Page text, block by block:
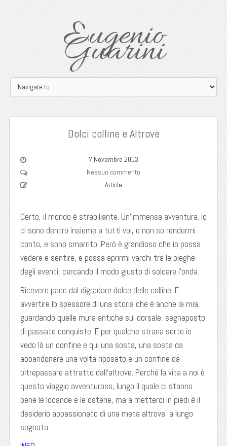
Eugenio
Guarini
Dolci colline e Altrove
7 Novembre 2013
Nessun commento
Article
Certo, il mondo è strabiliante. Un’immensa avventura. Io
ci sono dentro insieme a tutti voi, e non so rendermi
conto, e sono smarrito. Però è grandioso che io possa
vedere e sentire, e possa aprirmi varchi tra le pieghe
degli eventi, cercando il modo giusto di solcare l’onda.
Ricevere pace dal digradare dolce delle colline. E
avvertire lo spessore di una storia che è anche la mia,
guardando quelle mura antiche sul dorsale, segnaposto
di passate conquiste. E per qualche strana sorte io
vedo là un confine e qui una sosta, una sosta da
abbandonare una volta riposato e un confine da
oltrepassare attratto dall’altrove. Perché la vita a noi è
questo viaggio avventuroso, lungo il quale ci stanno
bene le locande e le osterie, ma a metterci in piedi è il
desiderio appassionato di una meta altrove, a lungo
sognata.